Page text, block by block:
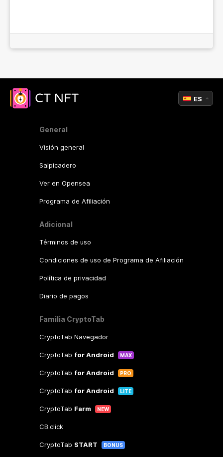
General
Visión general
Salpicadero
Ver en Opensea
Programa de Afiliación
Adicional
Términos de uso
Condiciones de uso de Programa de Afiliación
Política de privacidad
Diario de pagos
Familia CryptoTab
CryptoTab Navegador
CryptoTab for Android MAX
CryptoTab for Android PRO
CryptoTab for Android LITE
CryptoTab Farm NEW
CB.click
CryptoTab START BONUS
ES